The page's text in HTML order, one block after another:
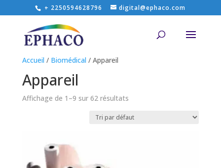
+ 2250594628796 digital@ephaco.com
Accueil / Biomédical / Appareil
Appareil
Affichage de 1–9 sur 62 résultats